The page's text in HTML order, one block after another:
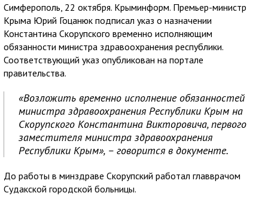
Симферополь, 22 октября. Крыминформ. Премьер-министр
Крыма Юрий Гоцанюк подписал указ о назначении
Константина Скорупского временно исполняющим
обязанности министра здравоохранения республики.
Соответствующий указ опубликован на портале
правительства.
«Возложить временно исполнение обязанностей
министра здравоохранения Республики Крым на
Скорупского Константина Викторовича, первого
заместителя министра здравоохранения
Республики Крым», – говорится в документе.
До работы в минздраве Скорупский работал главврачом
Судакской городской больницы.